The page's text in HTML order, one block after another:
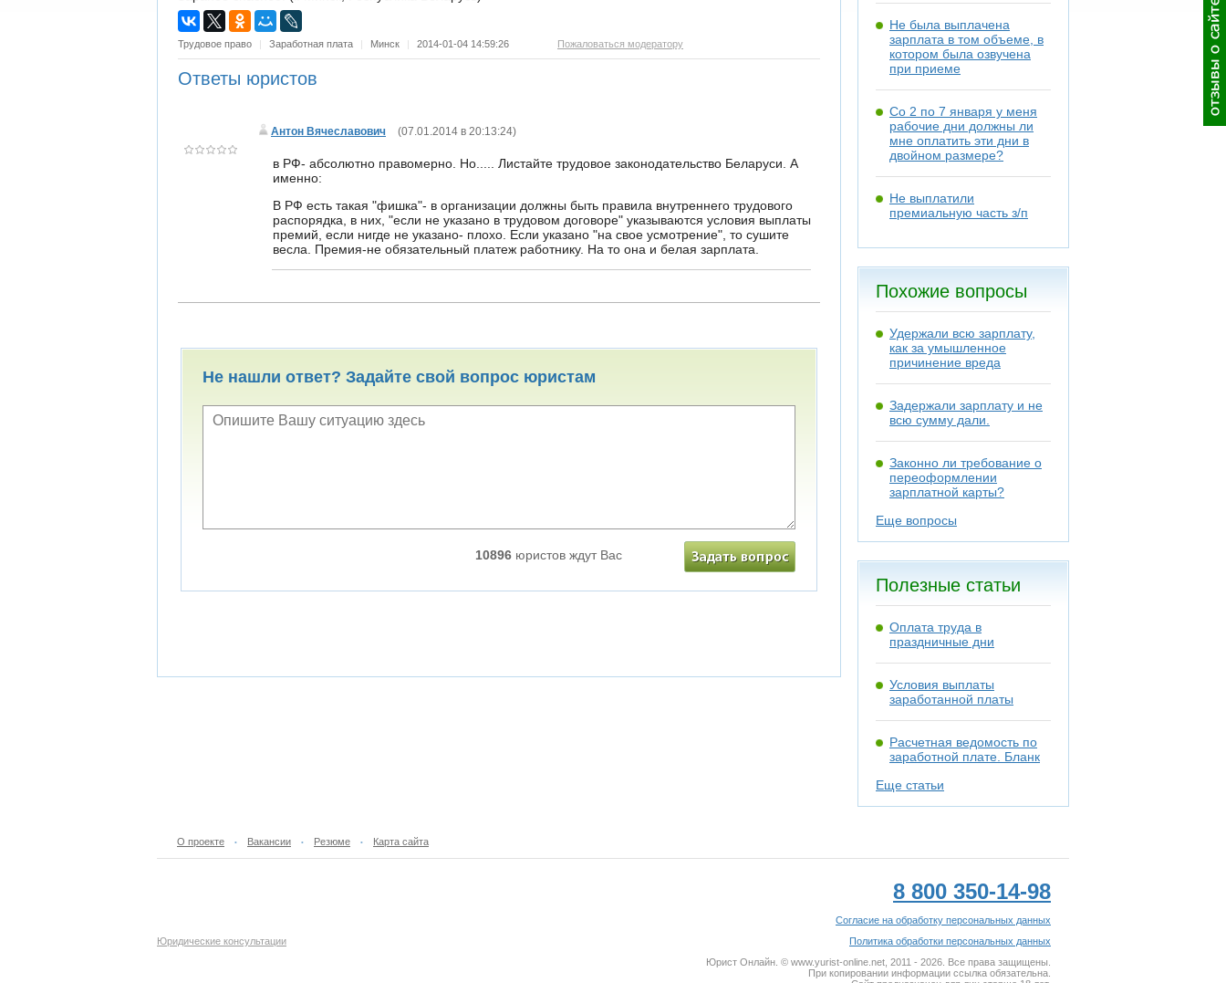
Трудовое право | Заработная плата | Минск | 2014-01-04 14:59:26 Пожаловаться модератору
Ответы юристов
Антон Вячеславович (07.01.2014 в 20:13:24)
в РФ- абсолютно правомерно. Но..... Листайте трудовое законодательство Беларуси. А
именно:
В РФ есть такая "фишка"- в организации должны быть правила внутреннего трудового
распорядка, в них, "если не указано в трудовом договоре" указываются условия выплаты
премий, если нигде не указано- плохо. Если указано "на свое усмотрение", то сушите
весла. Премия-не обязательный платеж работнику. На то она и белая зарплата.
Не нашли ответ? Задайте свой вопрос юристам
10896 юристов ждут Вас
Не была выплачена
зарплата в том объеме, в
котором была озвучена
при приеме
Со 2 по 7 января у меня
рабочие дни должны ли
мне оплатить эти дни в
двойном размере?
Не выплатили
премиальную часть з/п
Похожие вопросы
Удержали всю зарплату,
как за умышленное
причинение вреда
Задержали зарплату и не
всю сумму дали.
Законно ли требование о
переоформлении
зарплатной карты?
Еще вопросы
Полезные статьи
Оплата труда в
праздничные дни
Условия выплаты
заработанной платы
Расчетная ведомость по
заработной плате. Бланк
Еще статьи
О проекте • Вакансии • Резюме • Карта сайта
Юридические консультации
8 800 350-14-98
Согласие на обработку персональных данных
Политика обработки персональных данных
Юрист Онлайн. © www.yurist-online.net, 2011 - 2026. Все права защищены.
При копировании информации ссылка обязательна.